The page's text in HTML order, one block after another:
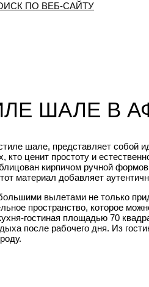
ПО ВЕБ-САЙТУ
ШАЛЕ В
шале, представляет собой
кто ценит простоту и
кирпичом ручной
материал добавляет
вылетами не только
пространство, которое
гостиная площадью 70
после рабочего дня. Из